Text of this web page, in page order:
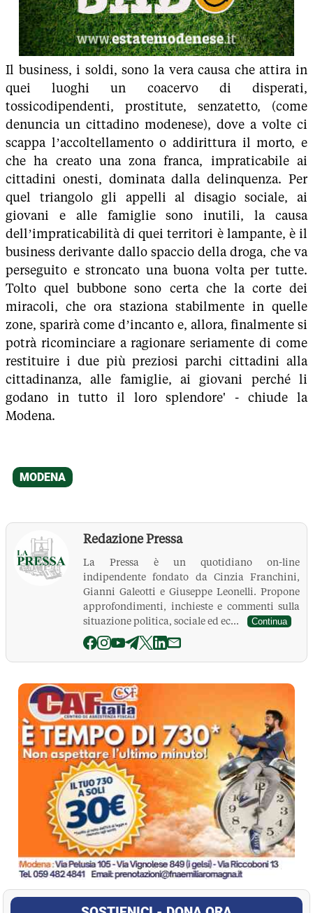
Il business, i soldi, sono la vera causa che attira in
quei luoghi un coacervo di disperati,
tossicodipendenti, prostitute, senzatetto, (come
denuncia un cittadino modenese), dove a volte ci
scappa l’accoltellamento o addirittura il morto, e
che ha creato una zona franca, impraticabile ai
cittadini onesti, dominata dalla delinquenza. Per
quel triangolo gli appelli al disagio sociale, ai
giovani e alle famiglie sono inutili, la causa
dell’impraticabilità di quei territori è lampante, è il
business derivante dallo spaccio della droga, che va
perseguito e stroncato una buona volta per tutte.
Tolto quel bubbone sono certa che la corte dei
miracoli, che ora staziona stabilmente in quelle
zone, sparirà come d’incanto e, allora, finalmente si
potrà ricominciare a ragionare seriamente di come
restituire i due più preziosi parchi cittadini alla
cittadinanza, alle famiglie, ai giovani perché li
godano in tutto il loro splendore' - chiude la
Modena.
Redazione Pressa
La Pressa è un quotidiano on-line
indipendente fondato da Cinzia Franchini,
Gianni Galeotti e Giuseppe Leonelli. Propone
approfondimenti, inchieste e commenti sulla
situazione politica, sociale ed ec...
Continua
La Pressa